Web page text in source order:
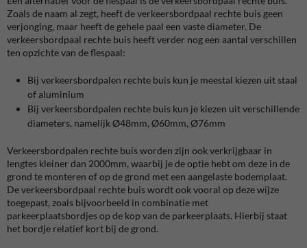
Zoals de naam al zegt, heeft de verkeersbordpaal rechte buis geen
verjonging, maar heeft de gehele paal een vaste diameter. De
verkeersbordpaal rechte buis heeft verder nog een aantal verschillen
ten opzichte van de flespaal:
Bij verkeersbordpalen rechte buis kun je meestal kiezen uit staal
of aluminium
Bij verkeersbordpalen rechte buis kun je kiezen uit verschillende
diameters, namelijk Ø48mm, Ø60mm, Ø76mm
Verkeersbordpalen rechte buis worden zijn ook verkrijgbaar in
lengtes kleiner dan 2000mm, waarbij je de optie hebt om deze in de
grond te monteren of op de grond met een aangelaste bodemplaat.
De verkeersbordpaal rechte buis wordt ook vooral op deze wijze
toegepast, zoals bijvoorbeeld in combinatie met
parkeerplaatsbordjes op de kop van de parkeerplaats. Hierbij staat
het bordje relatief kort bij de grond.